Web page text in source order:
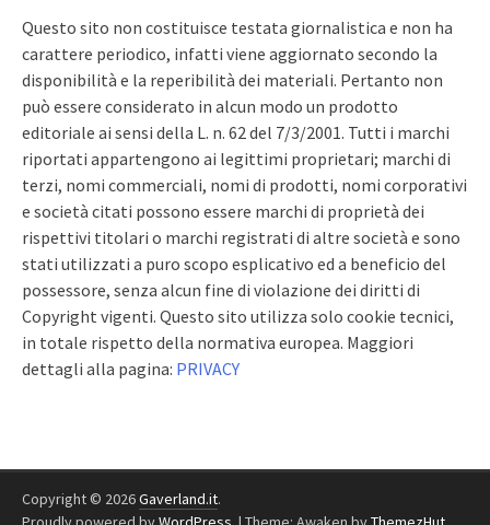
Questo sito non costituisce testata giornalistica e non ha
carattere periodico, infatti viene aggiornato secondo la
disponibilità e la reperibilità dei materiali. Pertanto non
può essere considerato in alcun modo un prodotto
editoriale ai sensi della L. n. 62 del 7/3/2001. Tutti i marchi
riportati appartengono ai legittimi proprietari; marchi di
terzi, nomi commerciali, nomi di prodotti, nomi corporativi
e società citati possono essere marchi di proprietà dei
rispettivi titolari o marchi registrati di altre società e sono
stati utilizzati a puro scopo esplicativo ed a beneficio del
possessore, senza alcun fine di violazione dei diritti di
Copyright vigenti. Questo sito utilizza solo cookie tecnici,
in totale rispetto della normativa europea. Maggiori
dettagli alla pagina: PRIVACY
Copyright © 2026Gaverland.it.